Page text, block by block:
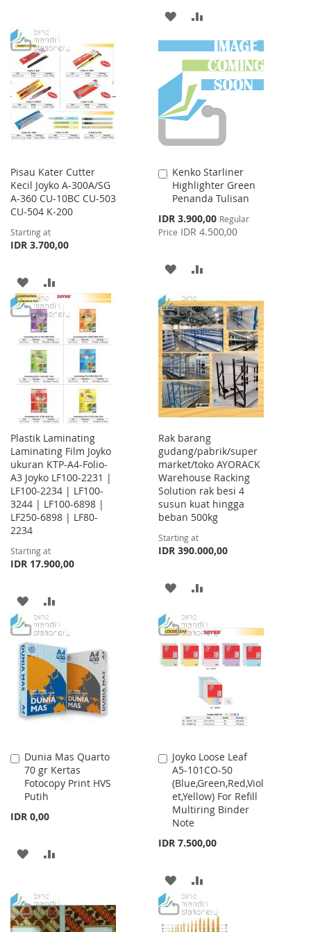
LIST
ADD
TO
WISH
LIST
TO
COMPARE
Pisau Kater Cutter
Kecil Joyko A-300A/SG
A-360 CU-10BC CU-503
CU-504 K-200
Starting at
IDR 3.700,00
ADD
TO
WISH
LIST
TO
COMPARE
Kenko Starliner
Highlighter Green
Penanda Tulisan
Special
Price
IDR 3.900,00 Regular
Price IDR 4.500,00
Add
to
Cart
ADD
WISH
LIST
COMPARE
Plastik Laminating
Laminating Film Joyko
ukuran KTP-A4-Folio-
A3 Joyko LF100-2231 |
LF100-2234 | LF100-
3244 | LF100-6898 |
LF250-6898 | LF80-
2234
Starting at
IDR 17.900,00
ADD
TO
WISH
LIST
TO
COMPARE
Rak barang
gudang/pabrik/super
market/toko AYORACK
Warehouse Racking
Solution rak besi 4
susun kuat hingga
beban 500kg
Starting at
IDR 390.000,00
ADD
WISH
LIST
COMPARE
Dunia Mas Quarto
70 gr Kertas
Fotocopy Print HVS
Putih
IDR 0,00
Add
to
Cart
ADD
WISH
LIST
COMPARE
Joyko Loose Leaf
A5-101CO-50
(Blue,Green,Red,Viol
et,Yellow) For Refill
Multiring Binder
Note
IDR 7.500,00
Add
to
Cart
ADD
TO
WISH
TO
COMPARE